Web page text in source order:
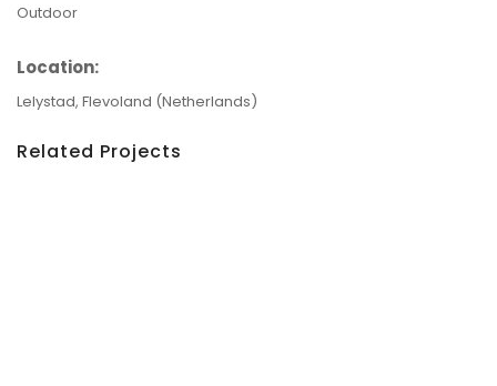
Outdoor
Location:
Lelystad, Flevoland (Netherlands)
Related Projects
Le M.U.R. Oberkampf